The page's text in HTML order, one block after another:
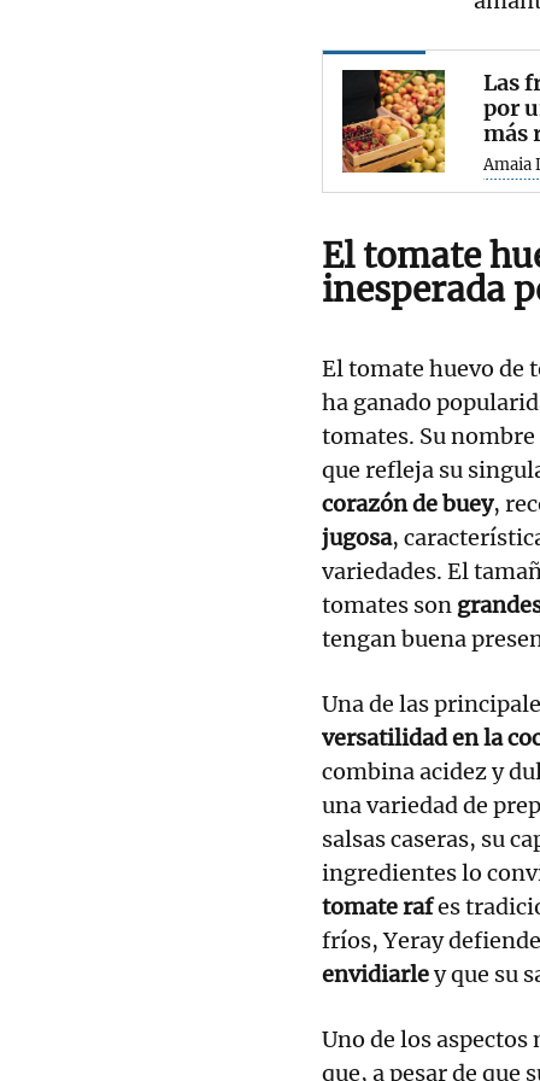
Las
por
más
Amaia
El tomate
inesperada
El tomate huevo de
ha ganado
tomates. Su
que refleja su
corazón de buey,
jugosa,
variedades. El
tomates son
tengan buena
Una de las
versatilidad en la
combina acidez y
una variedad de
salsas caseras, su
ingredientes lo
tomate rafes
fríos, Yeray
envidiarley que su
Uno de los aspectos
que, a pesar de que